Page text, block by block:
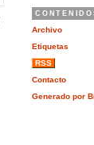
Archivo
Etiquetas
RSS
Contacto
Generado por